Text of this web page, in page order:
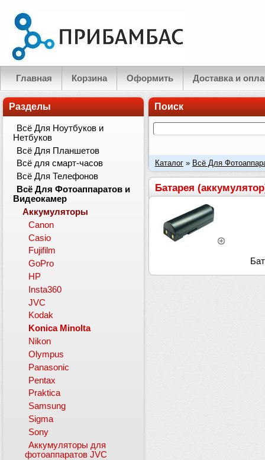
Главная Корзина Оформить Доставка и
Поиск
Каталог» Всё Для
660mAh
Батарея
Разделы
Всё Для Ноутбуков и
Нетбуков
Всё Для Планшетов
Всё для смарт-часов
Всё Для Телефонов
Всё Для Фотоаппаратов и
Видеокамер
Аккумуляторы
Canon
Casio
Fujifilm
GoPro
HP
Insta360
JVC
Kodak
Konica Minolta
Nikon
Olympus
Panasonic
Pentax
Praktica
Samsung
Sigma
Sony
Аккумуляторы для
фотоаппаратов JVC